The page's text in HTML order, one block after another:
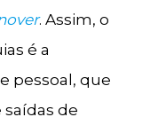
. Assim, o
é a
pessoal, que
de